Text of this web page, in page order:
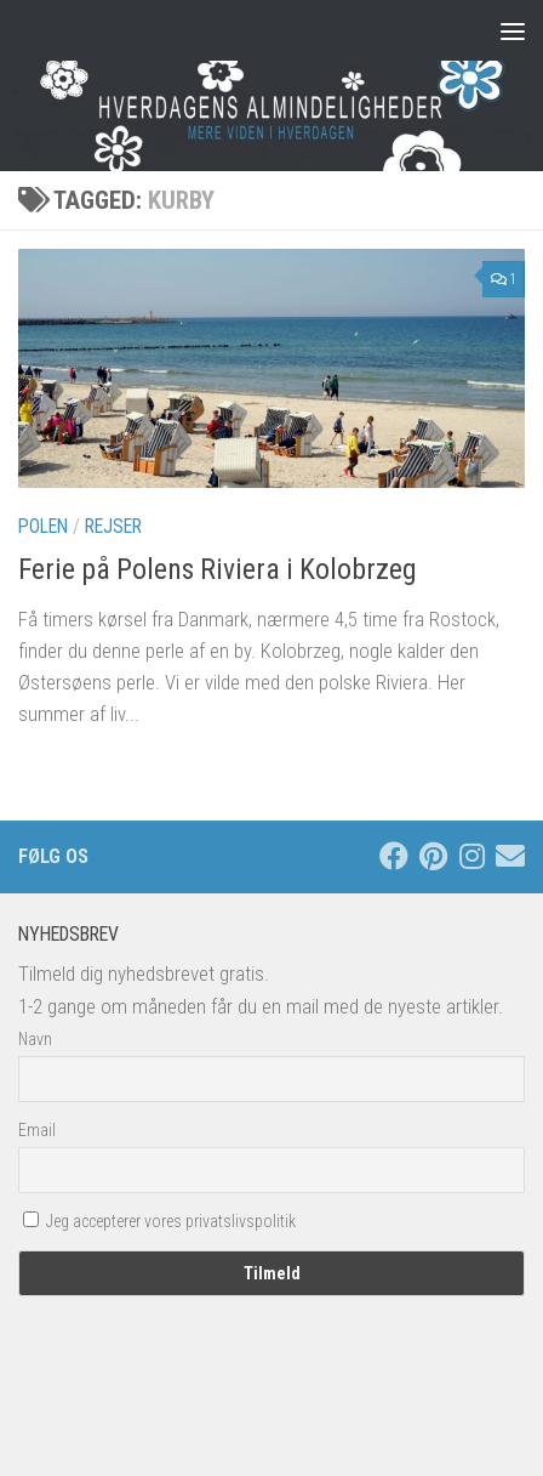
TAGGED: KURBY
1
POLEN / REJSER
Ferie på Polens Riviera i Kolobrzeg
Få timers kørsel fra Danmark, nærmere 4,5 time fra Rostock,
finder du denne perle af en by. Kolobrzeg, nogle kalder den
Østersøens perle. Vi er vilde med den polske Riviera. Her
summer af liv...
FØLG OS
NYHEDSBREV
Tilmeld dig nyhedsbrevet gratis.
1-2 gange om måneden får du en mail med de nyeste artikler.
Navn
Email
Jeg accepterer vores privatslivspolitik